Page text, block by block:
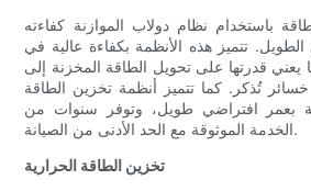
باستخدام نظام دولاب الموازنة كفاءته
الطويل. تتميز هذه الأنظمة بكفاءة عالية في
يعني قدرتها على تحويل الطاقة المخزنة إلى
تُذكر. كما تتميز أنظمة تخزين الطاقة
بعمر افتراضي طويل، وتوفر سنوات من
الخدمة الموثوقة مع الحد الأدنى من الصيانة.
تخزين الطاقة الحرارية